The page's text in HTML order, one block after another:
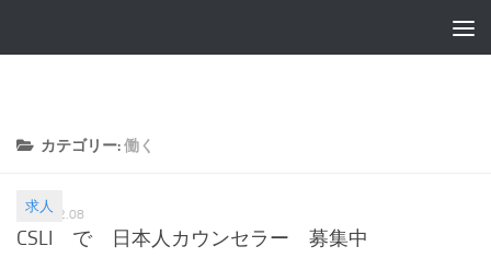
カテゴリー:働く
求人
2016.12.08
CSLI で 日本人カウンセラー 募集中